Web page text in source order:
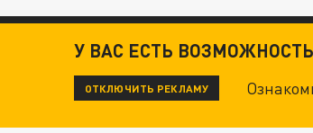
У ВАС ЕСТЬ
ОТКЛЮЧИТЬ РЕКЛАМУ